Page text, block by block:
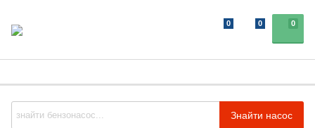
0
0 0
Знайти насос